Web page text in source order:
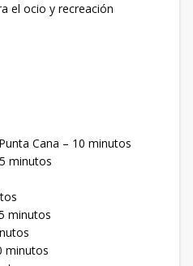
el ocio y recreación
Cana – 10 minutos
minutos
minutos
minutos